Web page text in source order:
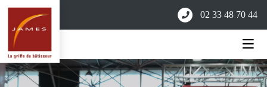
02 33 48 70 44